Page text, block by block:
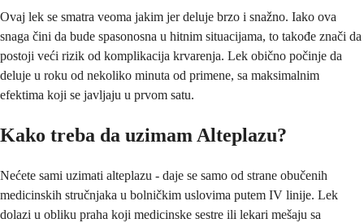
Ovaj lek se smatra veoma jakim jer deluje brzo i snažno. Iako ova
snaga čini da bude spasonosna u hitnim situacijama, to takođe znači da
postoji veći rizik od komplikacija krvarenja. Lek obično počinje da
deluje u roku od nekoliko minuta od primene, sa maksimalnim
efektima koji se javljaju u prvom satu.
Kako treba da uzimam Alteplazu?
Nećete sami uzimati alteplazu - daje se samo od strane obučenih
medicinskih stručnjaka u bolničkim uslovima putem IV linije. Lek
dolazi u obliku praha koji medicinske sestre ili lekari mešaju sa